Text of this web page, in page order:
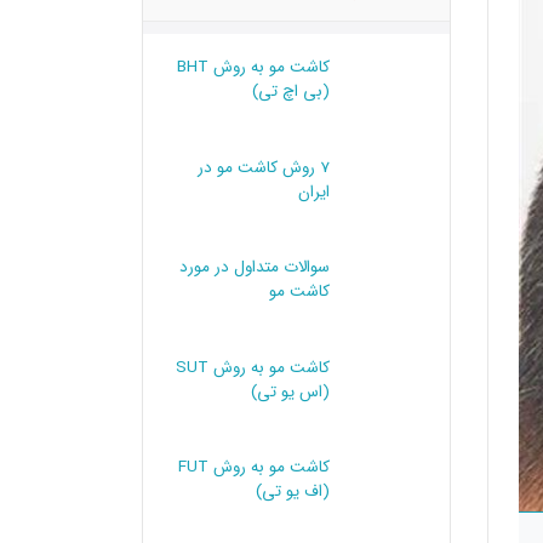
کاشت مو به روش BHT
(بی اچ تی)
7 روش کاشت مو در
ایران
سوالات متداول در مورد
کاشت مو
کاشت مو به روش SUT
(اس یو تی)
کاشت مو به روش FUT
(اف یو تی)